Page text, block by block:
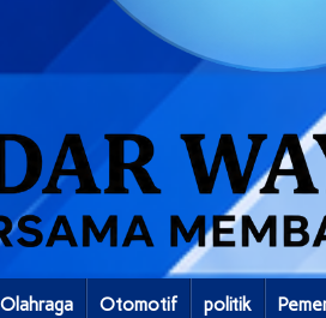
Olahraga Otomotif politik